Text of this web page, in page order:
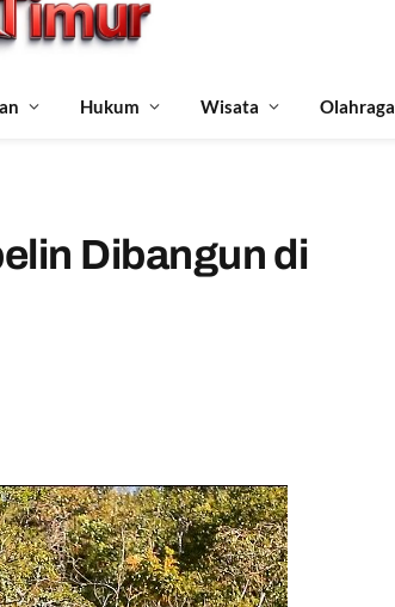
Hukum Wisata Olahraga
Dibangun di